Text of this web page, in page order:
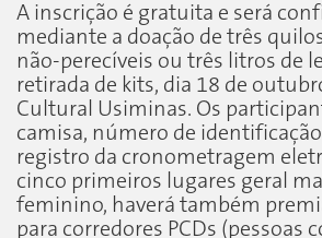
A inscrição é gratuita e será
mediante a doação de três
não-perecíveis ou três litros de
retirada de kits, dia 18 de
Cultural Usiminas. Os
camisa, número de
registro da cronometragem
cinco primeiros lugares geral
feminino, haverá também
para corredores PCDs (pessoas